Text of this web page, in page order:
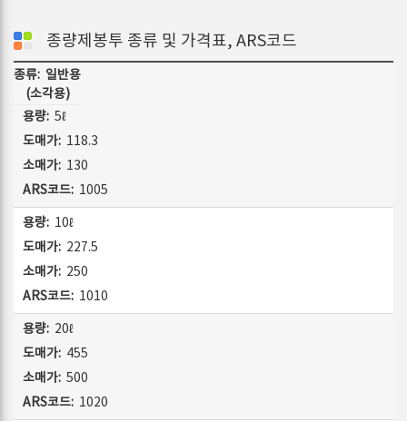
종량제봉투 종류 및 가격표, ARS코드
일반용
(소각용)
5ℓ
118.3
130
1005
10ℓ
227.5
250
1010
20ℓ
455
500
1020